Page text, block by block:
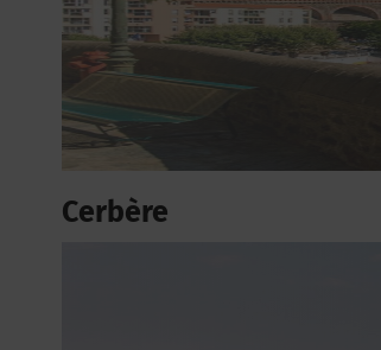
Cerbère